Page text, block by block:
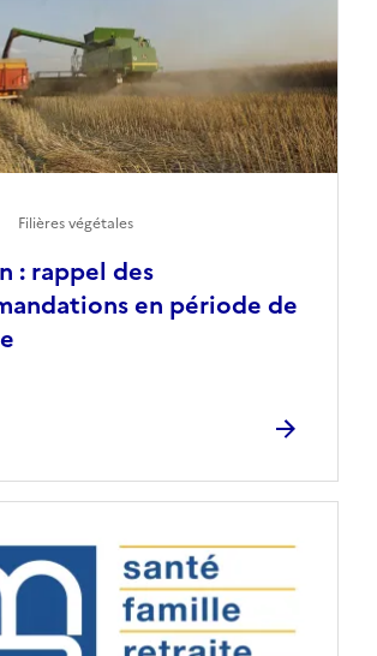
: rappel des
en période de
Filières végétales